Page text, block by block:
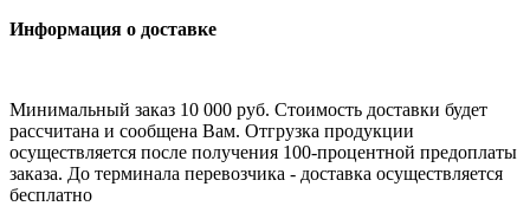
Информация о доставке
Минимальный заказ 10 000 руб. Стоимость доставки будет
рассчитана и сообщена Вам. Отгрузка продукции
осуществляется после получения 100-процентной предоплаты
заказа. До терминала перевозчика - доставка осуществляется
бесплатно